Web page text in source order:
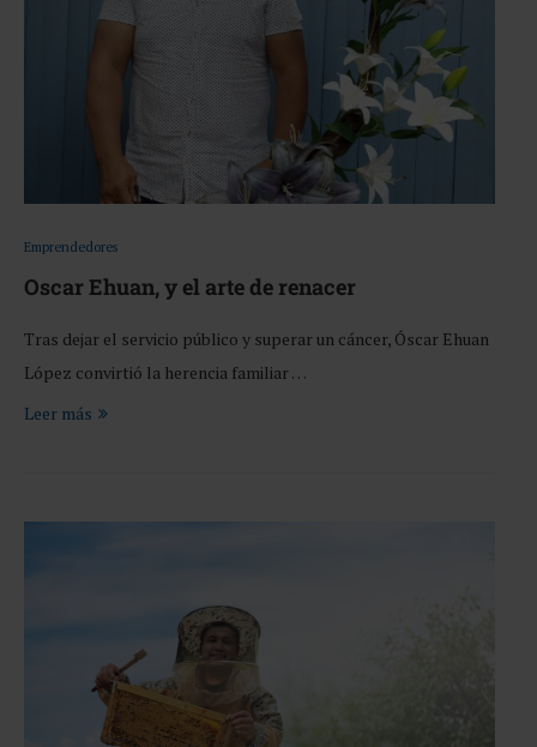
Emprendedores
Oscar Ehuan, y el arte de renacer
Tras dejar el servicio público y superar un cáncer, Óscar Ehuan
López convirtió la herencia familiar …
Leer más